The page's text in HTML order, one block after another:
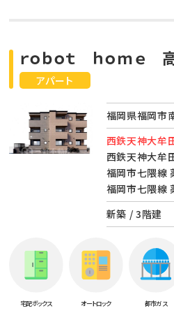
アパート
ｒｏｂｏｔ ｈｏｍｅ
福岡県福岡市
西鉄天神大牟
西鉄天神大牟
福岡市七隈線
福岡市七隈線
新築 / 3階建
宅配ボックス オートロック 都市ガス